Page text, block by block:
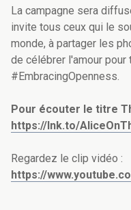
La campagne sera
invite tous ceux qui le
monde, à partager les
de célébrer l'amour pour
#EmbracingOpenness.
Pour écouter le titre
https://lnk.to/
Regardez le clip vidéo :
https://